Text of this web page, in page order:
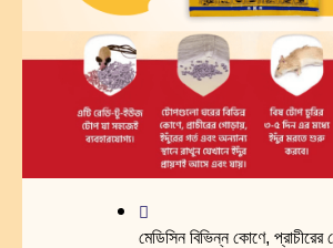
মেডিসিন বিভিন্ন কোণে,